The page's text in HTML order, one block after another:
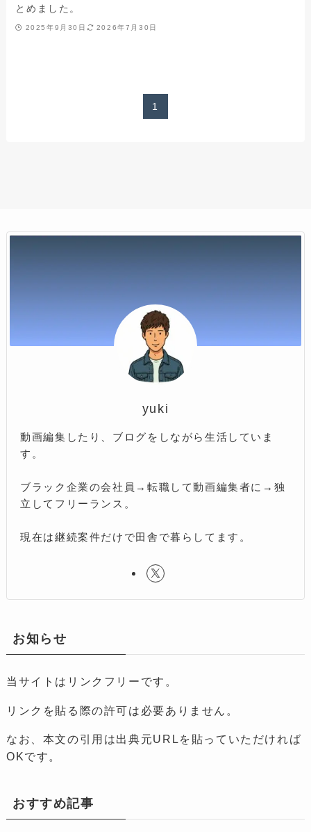
とめました。
2025年9月30日 2026年7月30日
1
yuki
動画編集したり、ブログをしながら生活していま
す。
ブラック企業の会社員→転職して動画編集者に→独
立してフリーランス。
現在は継続案件だけで田舎で暮らしてます。
お知らせ
当サイトはリンクフリーです。
リンクを貼る際の許可は必要ありません。
なお、本文の引用は出典元URLを貼っていただければ
OKです。
おすすめ記事